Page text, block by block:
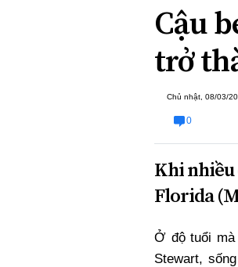
Chính sách
Đối thoại
ĐA CHIỀU
Cậu
trở
Chủ nhật, 08/03/
0
Khi nhiều
Florida
Ở độ tuổi mà
Stewart,